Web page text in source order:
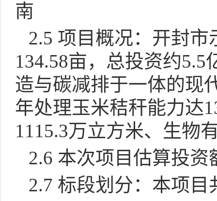
南
2.5 项目概况：开封市
134.58亩，总投资约5.5
造与碳减排于一体的现
年处理玉米秸秆能力达
1115.3万立方米、生物
2.6 本次项目 估算投资
2.7 标段划分：本项目